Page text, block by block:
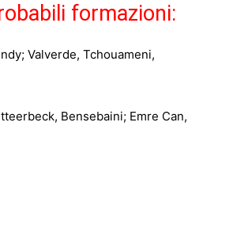
formazioni:
Valverde, Tchouameni,
Bensebaini; Emre Can,